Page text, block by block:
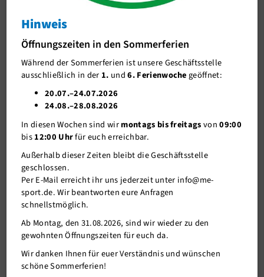
Deutsche Judo-Einzelmeisterschaft Ü30
Deutsche Judo-Einzelmeisterschaft Ü30
J-Team
Stellenangebote
Förderverein me-sport e.V.
Mitgliederservice
Verantwortung
Hinweis
Öffnungszeiten in den Sommerferien
Während der Sommerferien ist unsere Geschäftsstelle
ausschließlich in der 1. und6. Ferienwochegeöffnet:
20.07.–24.07.2026
24.08.–28.08.2026
In diesen Wochen sind wirmontags bis freitagsvon09:00
bis12:00 Uhrfür euch erreichbar.
Außerhalb dieser Zeiten bleibt die Geschäftsstelle
geschlossen.
Per E-Mail erreicht ihr uns jederzeit unter info@me-
sport.de. Wir beantworten eure Anfragen
schnellstmöglich.
Ab Montag, den 31.08.2026, sind wir wieder zu den
gewohnten Öffnungszeiten für euch da.
Wir danken Ihnen für euer Verständnis und wünschen
schöne Sommerferien!